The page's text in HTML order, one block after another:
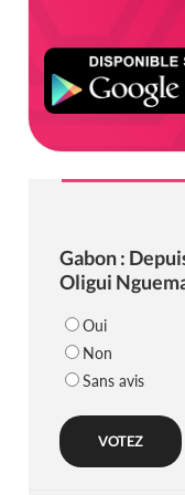
Gabon :
Oligui
Oui
Non
Sans avis